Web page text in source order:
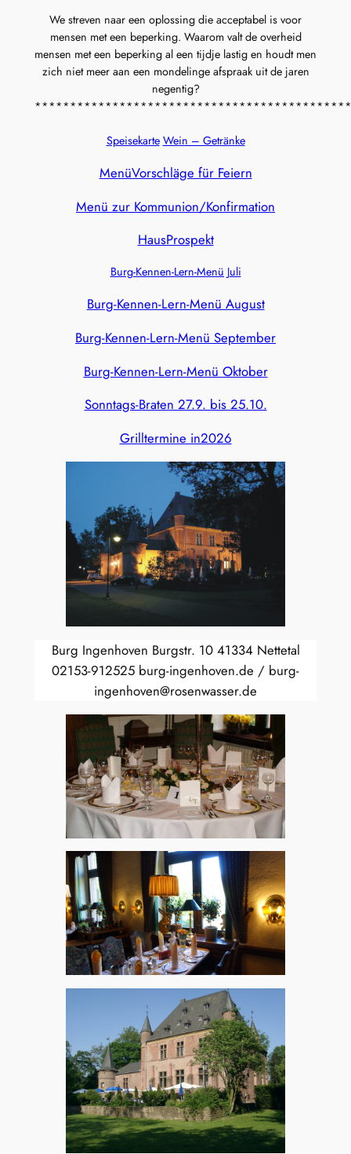
We streven naar een oplossing die acceptabel is voor
mensen met een beperking. Waarom valt de overheid
mensen met een beperking al een tijdje lastig en houdt men
zich niet meer aan een mondelinge afspraak uit de jaren
negentig?
Speisekarte Wein – Getränke
MenüVorschläge für Feiern
Menü zur Kommunion/Konfirmation
HausProspekt
Burg-Kennen-Lern-Menü Juli
Burg-Kennen-Lern-Menü August
Burg-Kennen-Lern-Menü September
Burg-Kennen-Lern-Menü Oktober
Sonntags-Braten 27.9. bis 25.10.
Grilltermine in2026
Burg Ingenhoven Burgstr. 10 41334 Nettetal
02153-912525 burg-ingenhoven.de / burg-
ingenhoven@rosenwasser.de